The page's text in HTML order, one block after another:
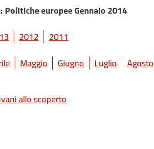
: Politiche europee Gennaio 2014
2012
2011
Maggio Giugno Luglio Agosto
allo scoperto